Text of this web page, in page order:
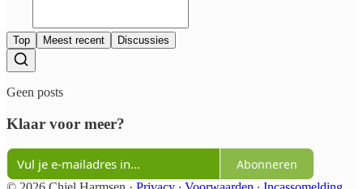
Top Meest recent Discussies
Geen posts
Klaar voor meer?
Abonneren